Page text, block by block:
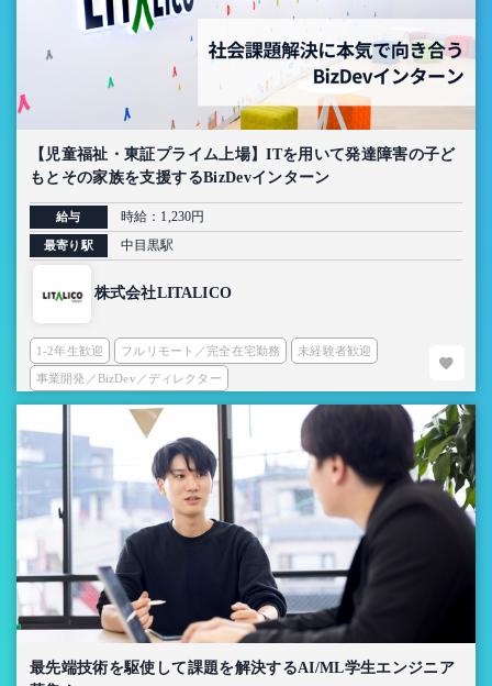
【児童福祉・東証プライム上場】ITを用いて発達障害の子ど
もとその家族を支援するBizDevインターン
給与 時給：1,230円
最寄り駅 中目黒駅
株式会社LITALICO
1-2年生歓迎 フルリモート／完全在宅勤務 未経験者歓迎
事業開発／BizDev／ディレクター
最先端技術を駆使して課題を解決するAI/ML学生エンジニア